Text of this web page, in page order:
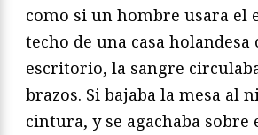
como si un hombre usara el
techo de una casa holandesa
escritorio, la sangre
brazos. Si bajaba la mesa al
cintura, y se agachaba sobre